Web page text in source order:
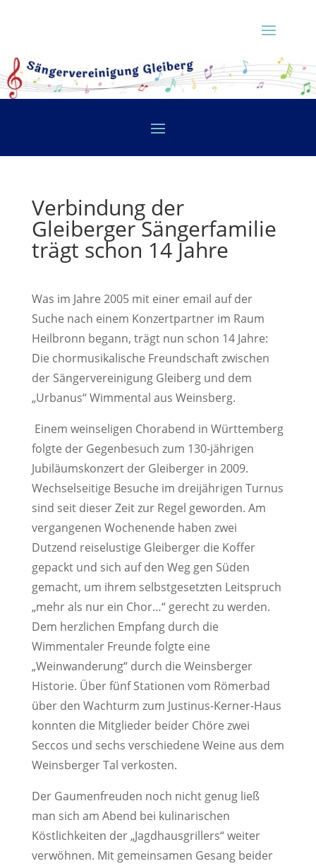
Verbindung der
Gleiberger Sängerfamilie
trägt schon 14 Jahre
Was im Jahre 2005 mit einer email auf der
Suche nach einem Konzertpartner im Raum
Heilbronn begann, trägt nun schon 14 Jahre:
Die chormusikalische Freundschaft zwischen
der Sängervereinigung Gleiberg und dem
„Urbanus“ Wimmental aus Weinsberg.
Einem weinseligen Chorabend in Württemberg
folgte der Gegenbesuch zum 130-jährigen
Jubiläumskonzert der Gleiberger in 2009.
Wechselseitige Besuche im dreijährigen Turnus
sind seit dieser Zeit zur Regel geworden. Am
vergangenen Wochenende haben zwei
Dutzend reiselustige Gleiberger die Koffer
gepackt und sich auf den Weg gen Süden
gemacht, um ihrem selbstgesetzten Leitspruch
„mehr als nur ein Chor…“ gerecht zu werden.
Dem herzlichen Empfang durch die
Wimmentaler Freunde folgte eine
„Weinwanderung“ durch die Weinsberger
Historie. Über fünf Stationen vom Römerbad
über den Wachturm zum Justinus-Kerner-Haus
konnten die Mitglieder beider Chöre zwei
Seccos und sechs verschiedene Weine aus dem
Weinsberger Tal verkosten.
Der Gaumenfreuden noch nicht genug ließ
man sich am Abend bei kulinarischen
Köstlichkeiten der „Jagdhausgrillers“ weiter
verwöhnen. Mit gemeinsamen Gesang beider